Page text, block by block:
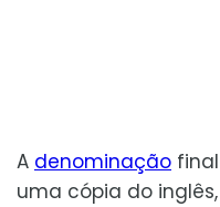
A denominação
uma cópia do